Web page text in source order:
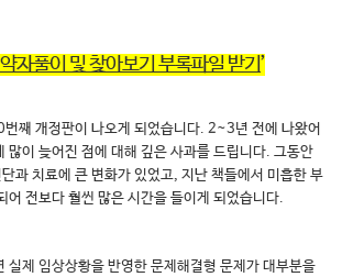
자풀이 및 찾아보기 부록파일 받기 ’
째 개정판이 나오게 되었습니다. 2~3년 전에 나왔어
많이 늦어진 점에 대해 깊은 사과를 드립니다. 그동안
과 치료에 큰 변화가 있었고, 지난 책들에서 미흡한 부
어 전보다 훨씬 많은 시간을 들이게 되었습니다.
실제 임상상황을 반영한 문제해결형 문제가 대부분을